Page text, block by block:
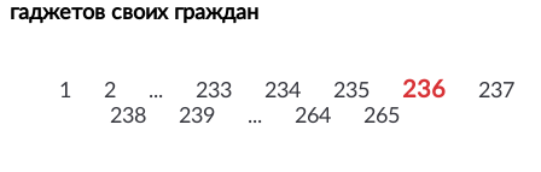
гаджетов своих граждан
1 2 ... 233 234 235 236
237
238
239 ... 264 265